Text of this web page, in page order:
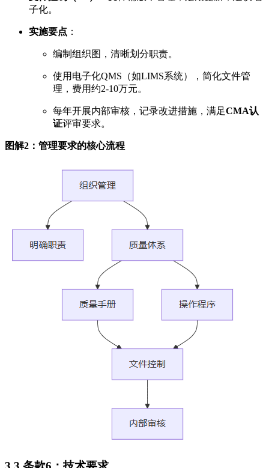
子化。
实施要点 ：
编制组织图，清晰划分职责。
使用电子化QMS（如LIMS系统），简化文件管
理，费用约2-10万元。
每年开展内部审核，记录改进措施，满足CMA认
证评审要求。
图解2：管理要求的核心流程